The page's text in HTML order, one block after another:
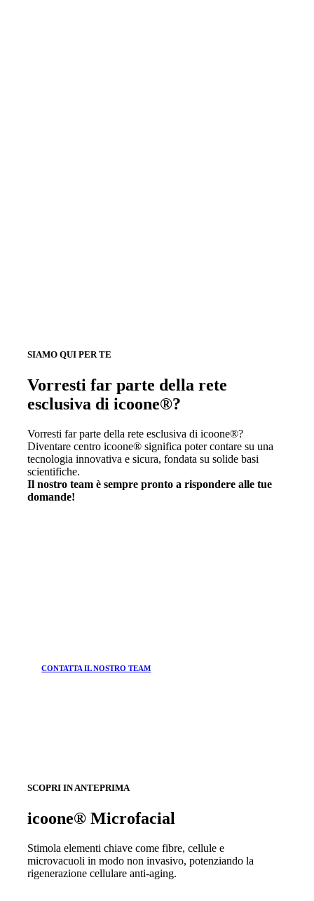
SIAMO QUI PER TE
Vorresti far parte della rete
esclusiva di icoone®?
Vorresti far parte della rete esclusiva di icoone®?
Diventare centro icoone® significa poter contare su una
tecnologia innovativa e sicura, fondata su solide basi
scientifiche.
Il nostro team è sempre pronto a rispondere alle tue
domande!
CONTATTA IL NOSTRO TEAM
SCOPRI IN ANTEPRIMA
icoone® Microfacial
Stimola elementi chiave come fibre, cellule e
microvacuoli in modo non invasivo, potenziando la
rigenerazione cellulare anti-aging.